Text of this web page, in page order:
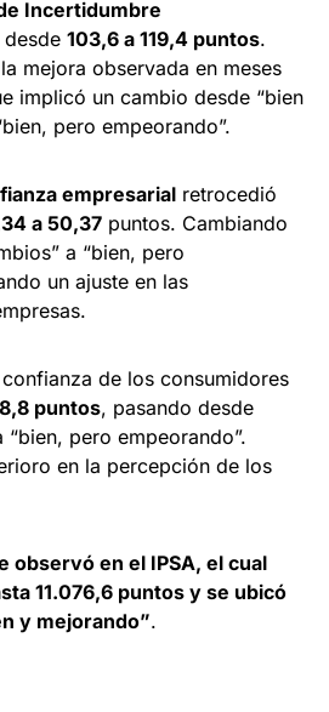
Incertidumbre
desde 103,6 a 119,4 puntos.
mejora observada en meses
implicó un cambio desde “bien
pero empeorando”.
empresarial retrocedió
a 50,37 puntos. Cambiando
a “bien, pero
un ajuste en las
de los consumidores
puntos, pasando desde
“bien, pero empeorando”.
en la percepción de los
observó en el IPSA, el cual
11.076,6 puntos y se ubicó
y mejorando”.